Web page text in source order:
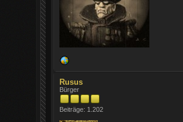
Rusus
Bürger
Beiträge: 1.202